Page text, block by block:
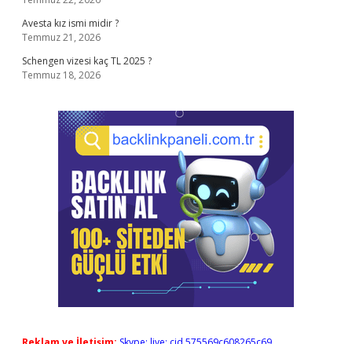
Avesta kız ismi midir ?
Temmuz 21, 2026
Schengen vizesi kaç TL 2025 ?
Temmuz 18, 2026